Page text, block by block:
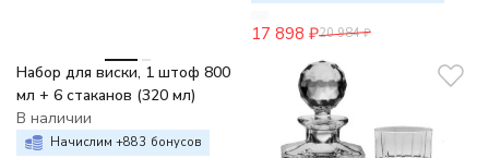
17 898 ₽20 984 ₽
Набор для виски, 1 штоф 800
мл + 6 стаканов (320 мл)
В наличии
Начислим +883 бонусов